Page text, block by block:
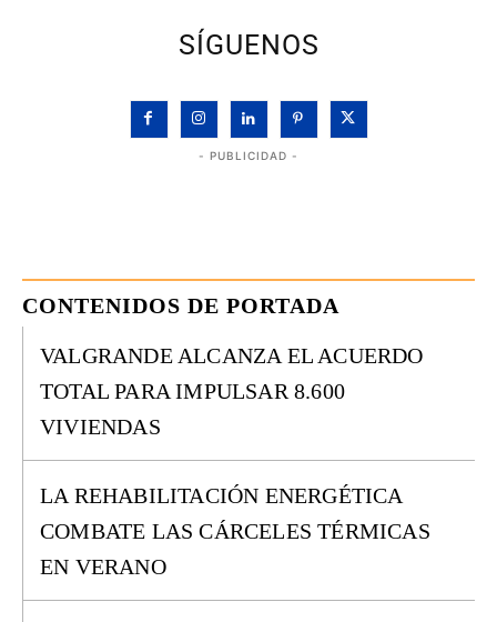
SÍGUENOS
- PUBLICIDAD -
CONTENIDOS DE PORTADA
VALGRANDE ALCANZA EL ACUERDO
TOTAL PARA IMPULSAR 8.600
VIVIENDAS
LA REHABILITACIÓN ENERGÉTICA
COMBATE LAS CÁRCELES TÉRMICAS
EN VERANO